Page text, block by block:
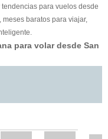
para vuelos desde
baratos para viajar,
para volar desde San